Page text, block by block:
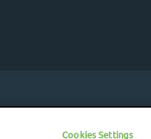
Cookies Settings